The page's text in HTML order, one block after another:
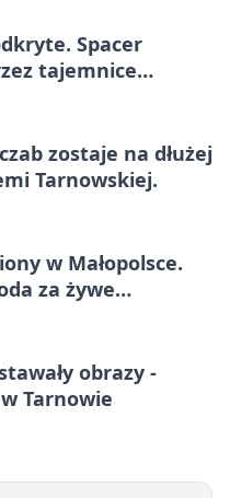
Spacer
tajemnice
zostaje na dłużej
Tarnowskiej.
w Małopolsce.
za żywe
obrazy -
Tarnowie